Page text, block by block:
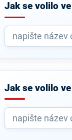
Jak se volilo
Jak se volilo